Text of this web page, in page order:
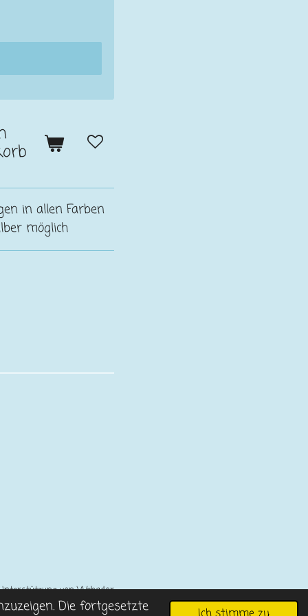
Die fortgesetzte
in allen Farben
möglich
vonWebador